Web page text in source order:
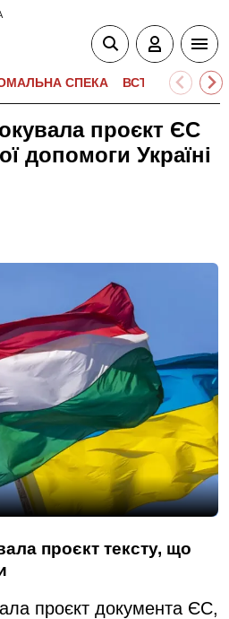
СПЕКА ВСТУПНА
проєкт ЄС
допомоги Україні
проєкт тексту, що
проєкт документа ЄС,